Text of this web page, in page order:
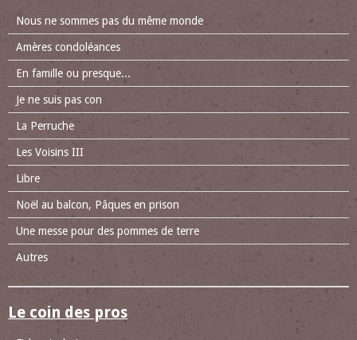
Nous ne sommes pas du même monde
Amères condoléances
En famille ou presque...
Je ne suis pas con
La Perruche
Les Voisins III
Libre
Noël au balcon, Pâques en prison
Une messe pour des pommes de terre
Autres
Le coin des pros